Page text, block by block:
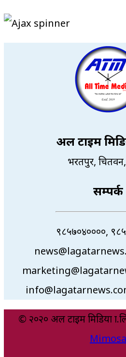
अल टाइम
भरतपुर,
सम्पर्क
९८५७०४००००,
© २०२० अल टाइम मिडिया
Mimosa